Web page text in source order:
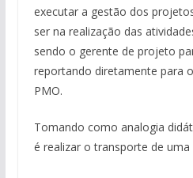
executar a gestão dos
ser na realização das
sendo o gerente de projeto
reportando diretamente para
PMO.
Tomando como analogia
é realizar o transporte de uma